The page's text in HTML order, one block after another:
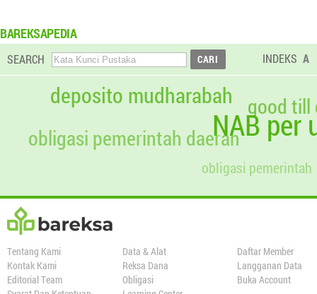
BAREKSAPEDIA
SEARCH INDEKS A
NAB per
deposito mudharabah
obligasi pemerintah
obligasi pemerintah daerah
good till
Tentang Kami
Kontak Kami
Editorial Team
Data & Alat
Reksa Dana
Obligasi
Daftar Member
Langganan Data
Buka Account